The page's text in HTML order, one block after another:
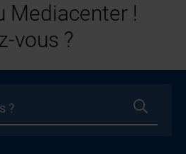
Mediacenter !
vous ?